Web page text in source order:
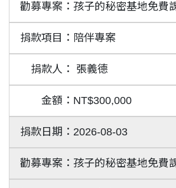
孩子的秘密基地免費
陪伴專案
張義德
NT$300,000
2026-08-03
孩子的秘密基地免費